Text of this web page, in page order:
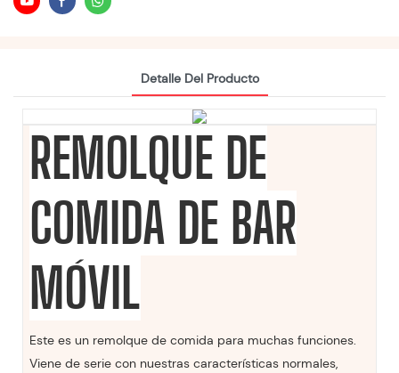
Detalle Del Producto
REMOLQUE DE
COMIDA DE BAR
MÓVIL
Este es un remolque de comida para muchas funciones.
Viene de serie con nuestras características normales,